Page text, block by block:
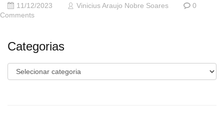
11/12/2023 Vinicius Araujo Nobre Soares
0
Comments
Categorias
Categorias